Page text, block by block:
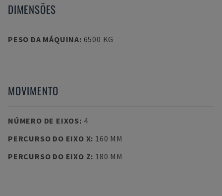
DIMENSÕES
PESO DA MÁQUINA: 6500 KG
MOVIMENTO
NÚMERO DE EIXOS: 4
PERCURSO DO EIXO X: 160 MM
PERCURSO DO EIXO Z: 180 MM